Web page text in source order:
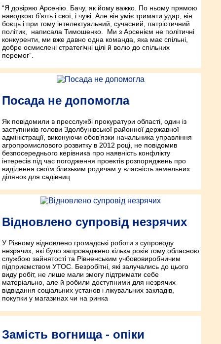
“Я довіряю Арсенію. Бачу, як йому важко. По ньому прямою
наводкою б’ють і свої, і чужі. Але він уміє тримати удар, він
боєць і при тому інтелектуальний, сучасний, патріотичний
політик, ­ написала Тимошенко. ­ Ми з Арсенієм не політичні
конкуренти, ми вже давно одна команда, яка має спільні,
добре осмислені стратегічні цілі й волю до спільних
перемог”.
Посада не допомогла
Як повідомили в прес­службі прокуратури області, один із
заступників голови Здолбунівської районної державної
адміністрації, виконуючи обов’язки начальника управління
агропромислового розвитку в 2012 році, не повідомив
безпосереднього керівника про наявність конфлікту
інтересів під час погод­ження проектів розпоряджень про
виділення своїм близьким родичам у власність земельних
ділянок для садівниц
Відновлено супровід незрячих
У Рівному відновлено громадські роботи з супроводу
незрячих, які було запроваджено кілька років тому обласною
службою зайнятості та Рівненським учбово­виробничим
підприємством УТОС. Безробітні, які залучались до цього
виду робіт, не лише мали змогу підтримати себе
матеріально, але й робили доступними для незрячих
відвідання соціальних установ і лікувальних закладів,
покупки у магазинах чи на ринка
Замість вогнища - опіки